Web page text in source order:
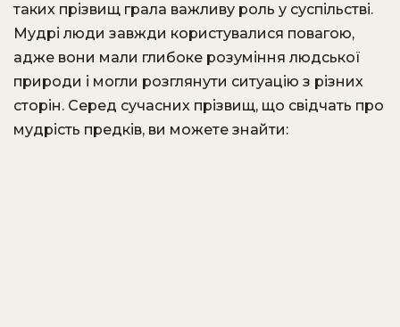
таких прізвищ грала важливу роль у суспільстві.
Мудрі люди завжди користувалися повагою,
адже вони мали глибоке розуміння людської
природи і могли розглянути ситуацію з різних
сторін. Серед сучасних прізвищ, що свідчать про
мудрість предків, ви можете знайти: